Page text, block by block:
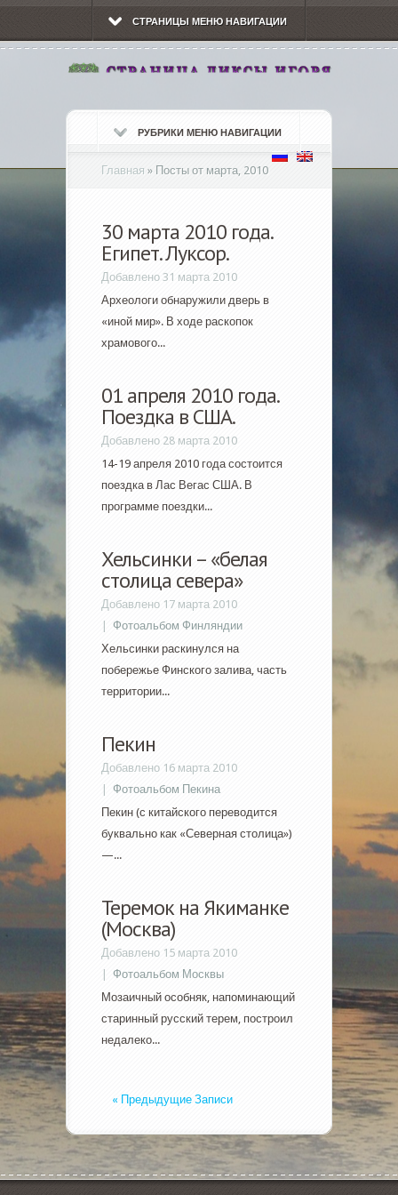
СТРАНИЦЫ МЕНЮ НАВИГАЦИИ
РУБРИКИ МЕНЮ НАВИГАЦИИ
Главная » Посты от марта, 2010
30 марта 2010 года.
Египет. Луксор.
Добавлено 31 марта 2010
Археологи обнаружили дверь в
«иной мир». В ходе раскопок
храмового...
01 апреля 2010 года.
Поездка в США.
Добавлено 28 марта 2010
14-19 апреля 2010 года состоится
поездка в Лас Вегас США. В
программе поездки...
Хельсинки – «белая
столица севера»
Добавлено 17 марта 2010
| Фотоальбом Финляндии
Хельсинки раскинулся на
побережье Финского залива, часть
территории...
Пекин
Добавлено 16 марта 2010
| Фотоальбом Пекина
Пекин (с китайского переводится
буквально как «Северная столица»)
—...
Теремок на Якиманке
(Москва)
Добавлено 15 марта 2010
| Фотоальбом Москвы
Мозаичный особняк, напоминающий
старинный русский терем, построил
недалеко...
« Предыдущие Записи